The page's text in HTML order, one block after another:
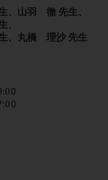
山羽 徹 先生
丸橋 理沙 先生